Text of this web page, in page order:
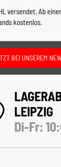
versendet. Ab
kostenlos.
BEI UNSEREM
LEIPZIG
Di-Fr: